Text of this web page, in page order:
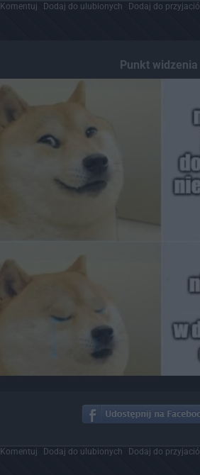
Komentuj Dodaj do ulubionych Dodaj do przyjaciół
Punkt widzenia
Komentuj Dodaj do ulubionych Dodaj do przyjaciół